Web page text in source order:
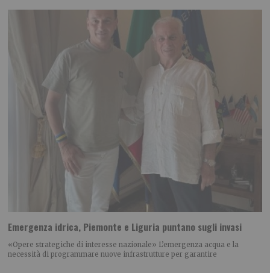
Emergenza idrica, Piemonte e Liguria puntano sugli invasi
«Opere strategiche di interesse nazionale» L’emergenza acqua e la
necessità di programmare nuove infrastrutture per garantire